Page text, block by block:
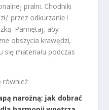
pralni. Chodniki
przez odkurzanie i
Pamiętaj, aby
obszycia krawędzi,
się materiału podczas
również:
narożną: jak dobrać